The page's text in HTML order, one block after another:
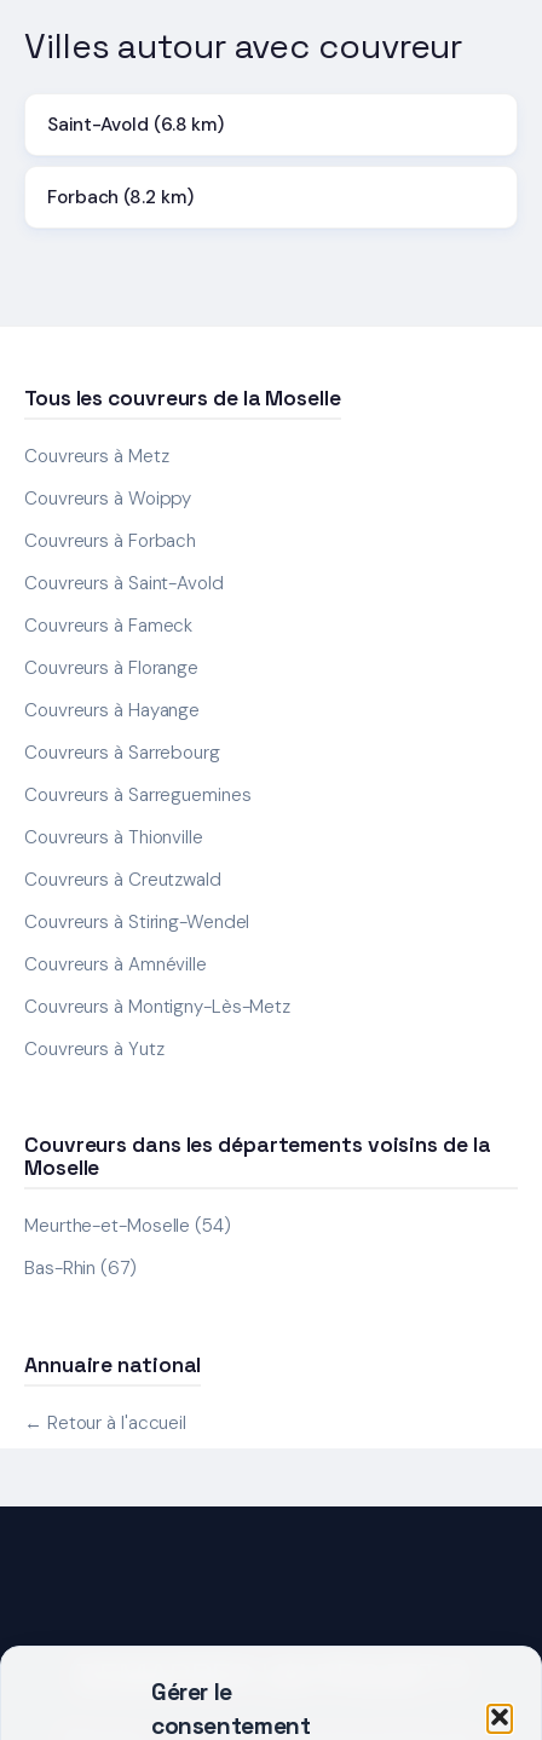
Gérer le
consentement
Villes autour avec couvreur
Saint-Avold (6.8 km)
Forbach (8.2 km)
Tous les couvreurs de la Moselle
Couvreurs à Metz
Couvreurs à Woippy
Couvreurs à Forbach
Couvreurs à Saint-Avold
Couvreurs à Fameck
Couvreurs à Florange
Couvreurs à Hayange
Couvreurs à Sarrebourg
Couvreurs à Sarreguemines
Couvreurs à Thionville
Couvreurs à Creutzwald
Couvreurs à Stiring-Wendel
Couvreurs à Amnéville
Couvreurs à Montigny-Lès-Metz
Couvreurs à Yutz
Couvreurs dans les départements voisins de la
Moselle
Meurthe-et-Moselle (54)
Bas-Rhin (67)
Annuaire national
← Retour à l'accueil
DEMARRER UN PROJET ?